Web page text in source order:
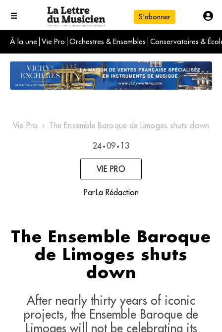
S'abonner
À la une Vie Pro Orchestres & Ensembles Conservatoires &
L'info du jour
Le numéro du mois
International
Vie Pro The Ensemble Baroque de Limoges shuts down
24 • 09 • 13
VIE PRO
ParLa Rédaction
The Ensemble Baroque
de Limoges shuts
down
After nearly thirty years of iconic
projects, the Ensemble Baroque de
Limoges will not be celebrating its